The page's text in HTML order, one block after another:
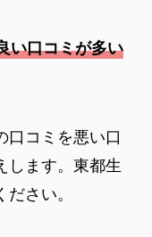
い口コミが多い
口コミを悪い口
します。東都生
さい。